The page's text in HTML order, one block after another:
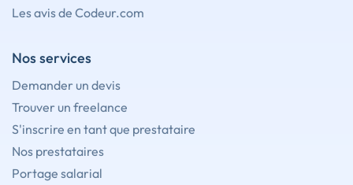
Les avis de Codeur.com
Nos services
Demander un devis
Trouver un freelance
S'inscrire en tant que prestataire
Nos prestataires
Portage salarial